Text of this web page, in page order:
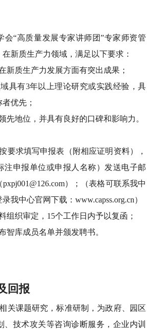
会“高质量发展专家讲师团”专家师资管
新质生产力领域，满足以下要求：
新质生产力发展方面有突出成果；
具有3年以上理论研究或实践经验，具
优先；
先地位，并具有良好的口碑和影响力。
要求填写申报表（附相应证明资料），
注申报单位或申报人名称）发送电子邮
）；（表格可联系我中
我中心官网下载：www.capss.org.cn）
组织审定，15个工作日内予以复函；
智库成员名单并颁发聘书。
回报
关课题研究，标准研制，为政府、园区
、技术攻关等咨询诊断服务，企业内训